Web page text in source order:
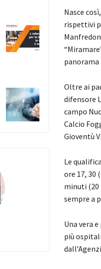
Nasce
rispettivi
panorama
Oltre ai
difensore
campo
Calcio
Gioventù
Le
ore 17, 30
minuti (20
sempre a
Una vera
più